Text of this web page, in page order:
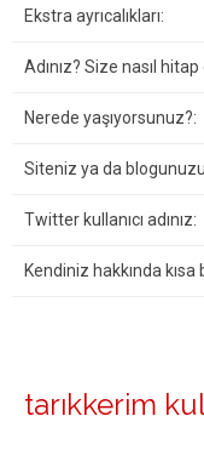
Ekstra ayrıcalıkları:
Adınız? Size nasıl
Nerede yaşıyorsunuz?:
Siteniz ya da
Twitter kullanıcı adınız:
Kendiniz hakkında kısa
tarıkkerim